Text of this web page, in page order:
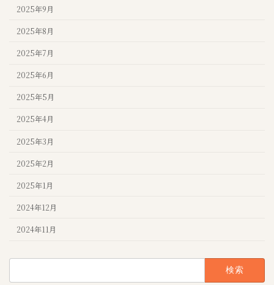
2025年9月
2025年8月
2025年7月
2025年6月
2025年5月
2025年4月
2025年3月
2025年2月
2025年1月
2024年12月
2024年11月
検